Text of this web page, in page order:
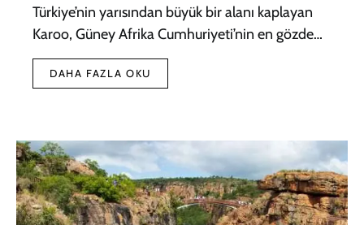
Türkiye’nin yarısından büyük bir alanı kaplayan
Karoo, Güney Afrika Cumhuriyeti’nin en gözde…
DAHA FAZLA OKU